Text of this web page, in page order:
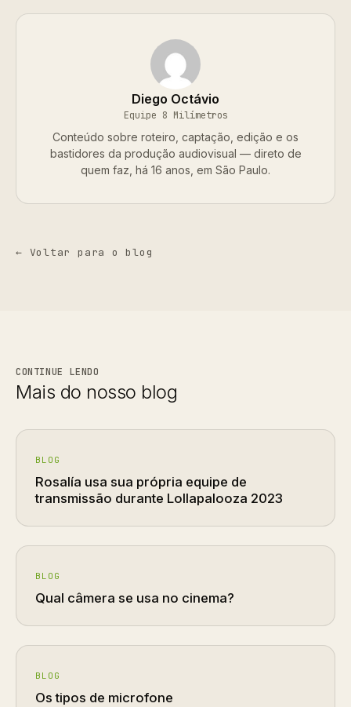
Diego Octávio
Equipe 8 Milímetros
Conteúdo sobre roteiro, captação, edição e os
bastidores da produção audiovisual — direto de
quem faz, há 16 anos, em São Paulo.
← Voltar para o blog
CONTINUE LENDO
Mais do nosso blog
BLOG
Rosalía usa sua própria equipe de
transmissão durante Lollapalooza 2023
BLOG
Qual câmera se usa no cinema?
BLOG
Os tipos de microfone